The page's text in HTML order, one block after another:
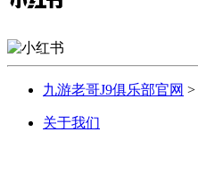
九游老哥J9俱乐部官网 >
关于我们